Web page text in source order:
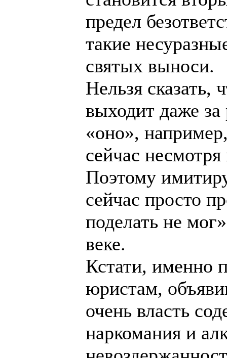
предел
такие
святых выноси.
Нельзя сказать,
выходит даже за
«оно»,
сейчас
Поэтому
сейчас просто
поделать не
веке.
Кстати, именно
юристам,
очень власть
наркомания и